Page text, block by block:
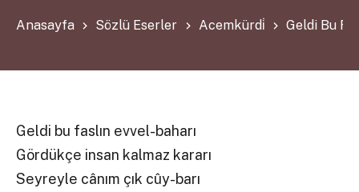
Anasayfa Sözlü Eserler Acemkürdi̇ Geldi Bu
Geldi bu faslın evvel-baharı
Gördükçe insan kalmaz kararı
Seyreyle cânım çık cûy-barı